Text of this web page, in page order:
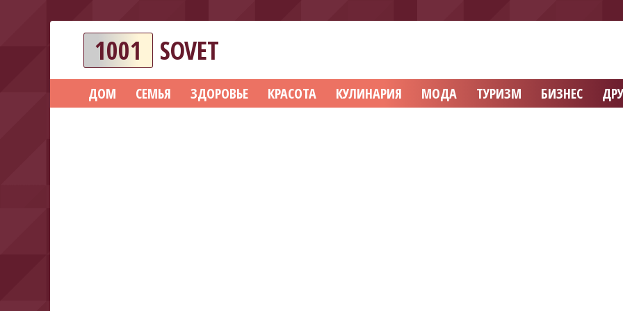
1001 SOVET
ДОМ СЕМЬЯ ЗДОРОВЬЕ КРАСОТА КУЛИНАРИЯ МОДА ТУРИЗМ БИЗНЕС